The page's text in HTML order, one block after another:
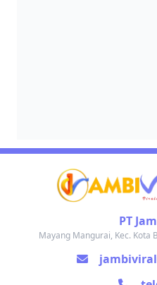
PT
Mayang Mangurai, Kec. Kota